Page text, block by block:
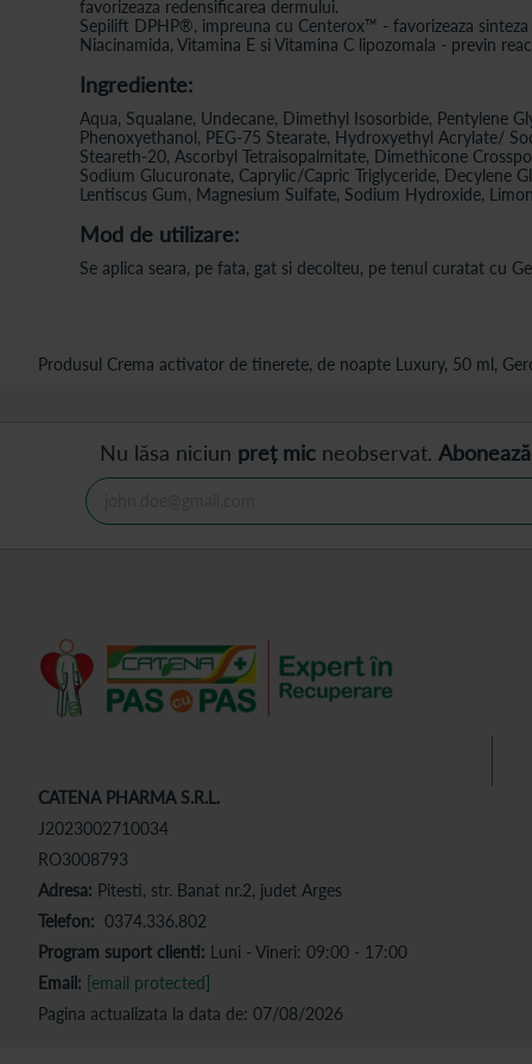
favorizeaza redensificarea dermului.
Sepilift DPHP®, impreuna cu Centerox™ - favorizeaza
Niacinamida, Vitamina E si Vitamina C lipozomala - previn
Ingrediente:
Aqua, Squalane, Undecane, Dimethyl Isosorbide, Pentylene
Phenoxyethanol, PEG-75 Stearate, Hydroxyethyl Acrylate/
Steareth-20, Ascorbyl Tetraisopalmitate, Dimethicone
Sodium Glucuronate, Caprylic/Capric Triglyceride, Decylene
Lentiscus Gum, Magnesium Sulfate, Sodium Hydroxide,
Mod de utilizare:
Se aplica seara, pe fata, gat si decolteu, pe tenul curatat cu
Produsul Crema activator de tinerete, de noapte Luxury, 50 ml,
Nu lăsa niciun preț mic neobservat.
CATENA PHARMA S.R.L.
J2023002710034
RO3008793
Adresa: Pitesti, str. Banat nr.2, judet Arges
Telefon: 0374.336.802
Program suport clienti: Luni - Vineri: 09:00 - 17:00
Email: [email protected]
Pagina actualizata la data de: 07/08/2026